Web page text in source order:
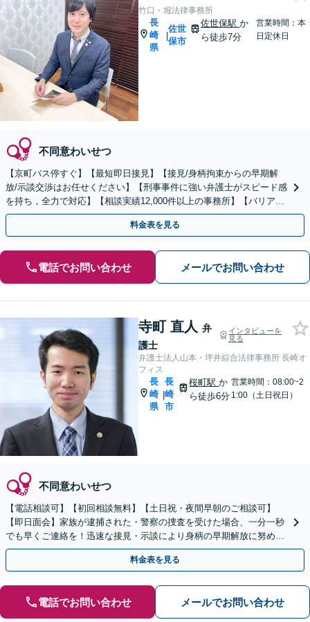
竹口・堀法律事務所
長
崎
県
|
佐世
保市
佐世保駅か
ら徒歩7分
営業時間：本
日定休日
不同意わいせつ
【京町バス停すぐ】【最短即日接見】【接見/身柄拘束からの早期解
放/示談交渉はお任せください】【刑事事件に強い弁護士がスピード感
を持ち，全力で対応】【相談実績12,000件以上の事務所】【バリアフ
リー完全個室でのご相談】
料金表を見る
電話でお問い合わせ メールでお問い合わせ
寺町 直人 弁
護士
インタビューを
見る
弁護士法人山本・坪井綜合法律事務所 長崎オ
フィス
長
崎
県
|
長
崎
市
桜町駅か
ら徒歩6分
営業時間：08:00~2
1:00（土日祝日）
不同意わいせつ
【電話相談可】【初回相談無料】【土日祝・夜間早朝のご相談可】
【即日面会】家族が逮捕された・警察の捜査を受けた場合、一分一秒
でも早くご連絡を！迅速な接見・示談により身柄の早期解放に努めま
す。精神面のケアも重視し、少年事件にも力を入れています。
料金表を見る
電話でお問い合わせ メールでお問い合わせ